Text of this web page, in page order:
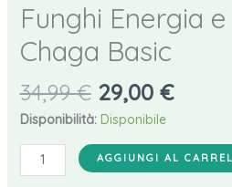
Funghi Energia
Chaga Basic
34,99€ Il
prezzo
originale
era:
29,00 €Il
è:
Disponibilità: Disponibile
Funghi
Energia
AGGIUNGI AL